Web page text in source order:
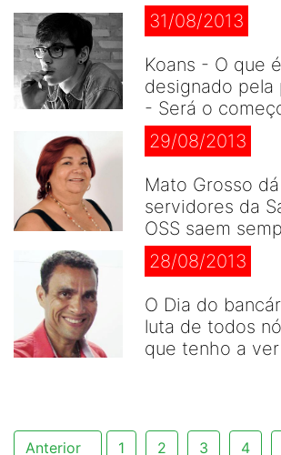
31/08/2013
Koans - O que
designado pela
- Será o
29/08/2013
Mato Grosso
servidores da
OSS saem
28/08/2013
O Dia do
luta de todos
que tenho a
Anterior 1 2 3 4